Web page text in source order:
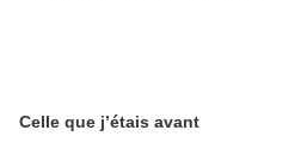
Celle que j’étais avant